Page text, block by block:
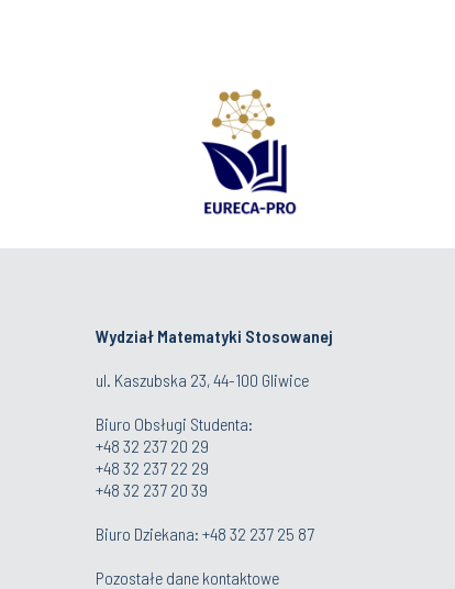
Wydział Matematyki Stosowanej
ul. Kaszubska 23, 44-100 Gliwice
Biuro Obsługi Studenta:
+48 32 237 20 29
+48 32 237 22 29
+48 32 237 20 39
Biuro Dziekana: +48 32 237 25 87
Pozostałe dane kontaktowe